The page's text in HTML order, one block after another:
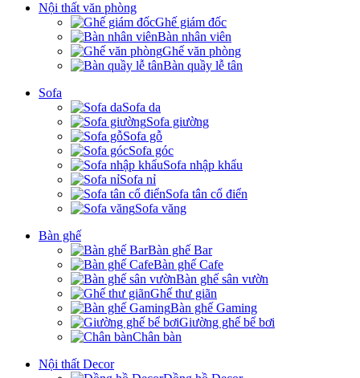
Nội thất văn phòng
Ghế giám đốc
Bàn nhân viên
Ghế văn phòng
Bàn quầy lễ tân
Sofa
Sofa da
Sofa giường
Sofa gỗ
Sofa góc
Sofa nhập khẩu
Sofa nỉ
Sofa tân cổ điển
Sofa văng
Bàn ghế
Bàn ghế Bar
Bàn ghế Cafe
Bàn ghế sân vườn
Ghế thư giãn
Bàn ghế Gaming
Giường ghế bể bơi
Chân bàn
Nội thất Decor